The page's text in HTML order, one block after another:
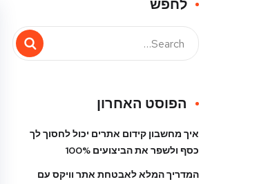
לחפש
הפוסט האחרון
איך מחשבון קידום אתרים יכול לחסוך לך
כסף ולשפר את הביצועים 100%
המדריך המלא לאבטחת אתר וויקס עם